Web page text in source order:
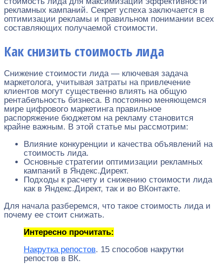
рекламных кампаний. Секрет успеха заключается в
оптимизации рекламы и правильном понимании всех
составляющих получаемой стоимости.
Как снизить стоимость лида
Снижение стоимости лида — ключевая задача
маркетолога, учитывая затраты на привлечение
клиентов могут существенно влиять на общую
рентабельность бизнеса. В постоянно меняющемся
мире цифрового маркетинга правильное
распоряжение бюджетом на рекламу становится
крайне важным. В этой статье мы рассмотрим:
Влияние конкуренции и качества объявлений на
стоимость лида.
Основные стратегии оптимизации рекламных
кампаний в Яндекс.Директ.
Подходы к расчету и снижению стоимости лида
как в Яндекс.Директ, так и во ВКонтакте.
Для начала разберемся, что такое стоимость лида и
почему ее стоит снижать.
Интересно прочитать:
Накрутка репостов. 15 способов накрутки
репостов в ВК.